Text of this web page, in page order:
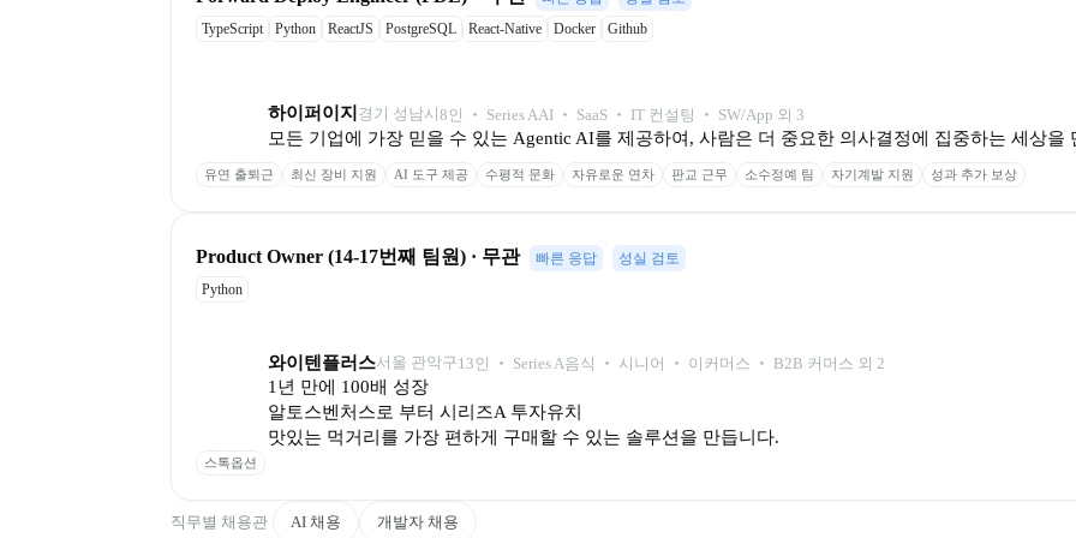
TypeScript
Python ReactJS PostgreSQL React-Native Docker Github
하이퍼이지 경기 성남시 8인 ‧ Series AAI ‧ SaaS ‧ IT 컨설팅 ‧ SW/App 외 3
모든 기업에 가장 믿을 수 있는 Agentic AI를 제공하여, 사람은 더 중요한 의사결정에 집중하는 세상을
유연 출퇴근 최신 장비 지원 AI 도구 제공 수평적 문화 자유로운 연차 판교 근무 소수정예 팀 자기계발 지원 성과 추가 보상
Product Owner (14-17번째 팀원) · 무관 빠른 응답
성실 검토
Python
와이텐플러스서울 관악구13인 ‧ Series A음식 ‧ 시니어 ‧ 이커머스 ‧ B2B 커머스 외 2
1년 만에 100배 성장
알토스벤처스로 부터 시리즈A 투자유치
맛있는 먹거리를 가장 편하게 구매할 수 있는 솔루션을 만듭니다.
스톡옵션
직무별 채용관 AI 채용 개발자 채용